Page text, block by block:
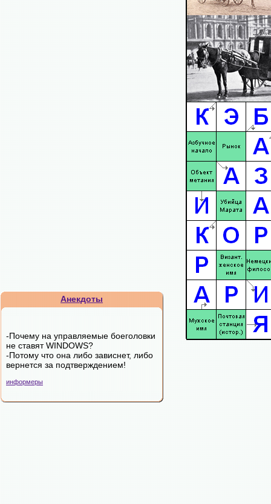
Анекдоты
-Почему на управляемые боеголовки
не ставят WINDOWS?
-Потому что она либо зависнет, либо
вернется за подтверждением!
информеры